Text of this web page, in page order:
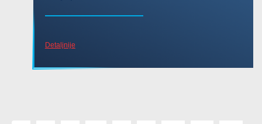
Detaljnije